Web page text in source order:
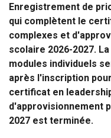
Enregistrement de
qui complètent le
complexes et
scolaire 2026-2027.
modules individuels
après l'inscription
certificat en
d'approvisionnement
2027 est terminée.